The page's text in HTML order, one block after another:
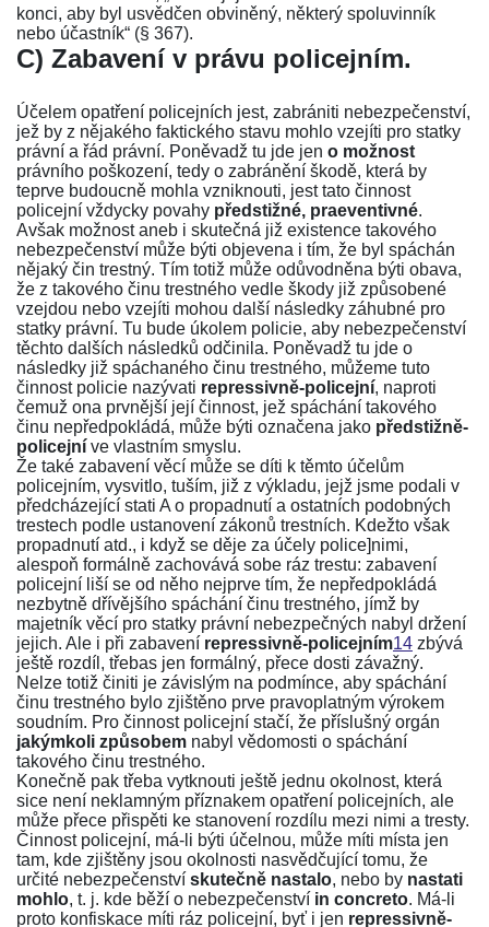
konci, aby byl usvědčen obviněný, některý spoluvinník
nebo účastník“ (§ 367).
C) Zabavení v právu policejním.
Účelem opatření policejních jest, zabrániti nebezpečenství,
jež by z nějakého faktického stavu mohlo vzejíti pro statky
právní a řád právní. Poněvadž tu jde jen o možnost
právního poškození, tedy o zabránění škodě, která by
teprve budoucně mohla vzniknouti, jest tato činnost
policejní vždycky povahy předstižné, praeventivné.
Avšak možnost aneb i skutečná již existence takového
nebezpečenství může býti objevena i tím, že byl spáchán
nějaký čin trestný. Tím totiž může odůvodněna býti obava,
že z takového činu trestného vedle škody již způsobené
vzejdou nebo vzejíti mohou další následky záhubné pro
statky právní. Tu bude úkolem policie, aby nebezpečenství
těchto dalších následků odčinila. Poněvadž tu jde o
následky již spáchaného činu trestného, můžeme tuto
činnost policie nazývati repressivně-policejní, naproti
čemuž ona prvnější její činnost, jež spáchání takového
činu nepředpokládá, může býti označena jako předstižně-
policejní ve vlastním smyslu.
Že také zabavení věcí může se díti k těmto účelům
policejním, vysvitlo, tuším, již z výkladu, jejž jsme podali v
předcházející stati A o propadnutí a ostatních podobných
trestech podle ustanovení zákonů trestních. Kdežto však
propadnutí atd., i když se děje za účely police]nimi,
alespoň formálně zachovává sobe ráz trestu: zabavení
policejní liší se od něho nejprve tím, že nepředpokládá
nezbytně dřívějšího spáchání činu trestného, jímž by
majetník věcí pro statky právní nebezpečných nabyl držení
jejich. Ale i při zabavení repressivně-policejním14 zbývá
ještě rozdíl, třebas jen formálný, přece dosti závažný.
Nelze totiž činiti je závislým na podmínce, aby spáchání
činu trestného bylo zjištěno prve pravoplatným výrokem
soudním. Pro činnost policejní stačí, že příslušný orgán
jakýmkoli způsobem nabyl vědomosti o spáchání
takového činu trestného.
Konečně pak třeba vytknouti ještě jednu okolnost, která
sice není neklamným příznakem opatření policejních, ale
může přece přispěti ke stanovení rozdílu mezi nimi a tresty.
Činnost policejní, má-li býti účelnou, může míti místa jen
tam, kde zjištěny jsou okolnosti nasvědčující tomu, že
určité nebezpečenství skutečně nastalo, nebo by nastati
mohlo, t. j. kde běží o nebezpečenství in concreto. Má-li
proto konfiskace míti ráz policejní, byť i jen repressivně-